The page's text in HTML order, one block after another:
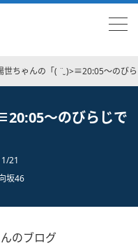
世ちゃんの「( ¨̮ )>≡20:05〜のび
〜のびらじで
21
坂46
のブログ